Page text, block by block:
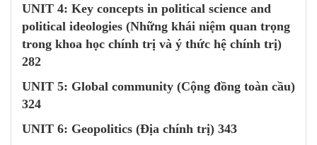
UNIT 4: Key concepts in political science and
political ideologies (Những khái niệm quan trọng
trong khoa học chính trị và ý thức hệ chính trị)
282
UNIT 5: Global community (Cộng đồng toàn cầu)
324
UNIT 6: Geopolitics (Địa chính trị) 343